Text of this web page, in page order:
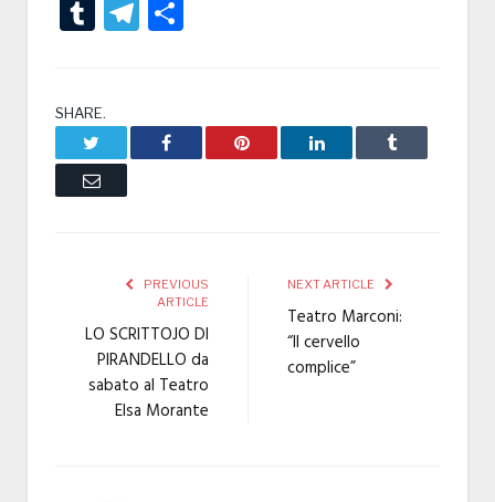
TumblrTelegram
SHARE.
Facebook Pinterest LinkedIn Tumblr
Email
PREVIOUS
ARTICLE
LO SCRITTOJO DI
PIRANDELLO da
sabato al Teatro
Elsa Morante
NEXT ARTICLE
Teatro Marconi:
“Il cervello
complice”